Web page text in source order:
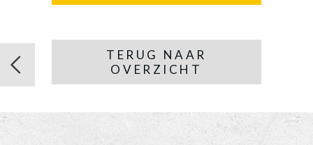
TERUG NAAR
OVERZICHT